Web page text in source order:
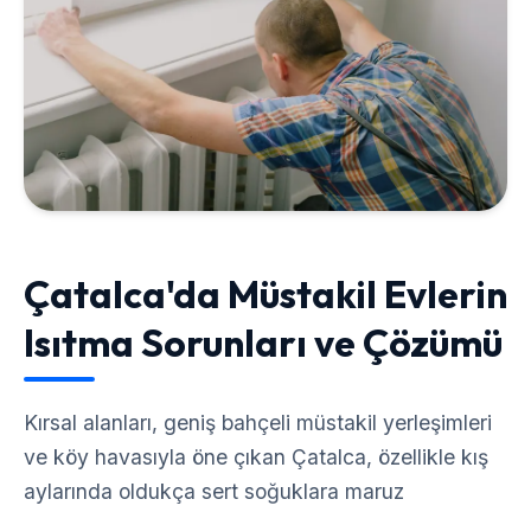
Çatalca'da Müstakil Evlerin
Isıtma Sorunları ve Çözümü
Kırsal alanları, geniş bahçeli müstakil yerleşimleri
ve köy havasıyla öne çıkan Çatalca, özellikle kış
aylarında oldukça sert soğuklara maruz